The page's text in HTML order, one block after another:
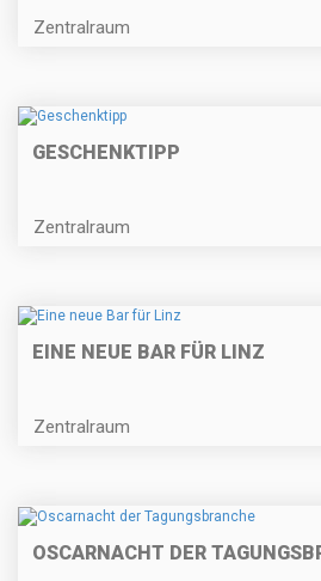
Zentralraum
GESCHENKTIPP
Zentralraum
EINE NEUE BAR FÜR LINZ
Zentralraum
OSCARNACHT DER